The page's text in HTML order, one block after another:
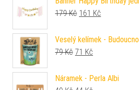
179Kč Původní cena byla:
161 Kč
Veselý kelímek -
79Kč Původní cena byla:
71 Kč
Náramek - Perla Albi